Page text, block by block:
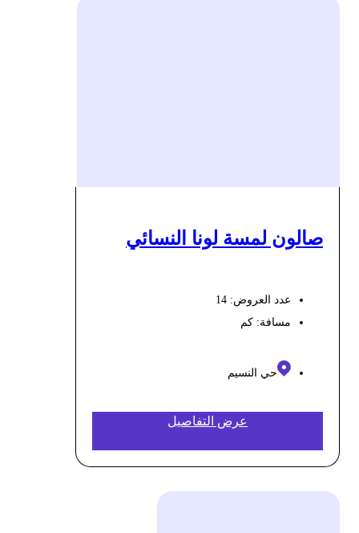
صالون لمسة لونا النسائي
عدد العروض: 14
مسافة:كم
حي النسيم
عرض التفاصيل